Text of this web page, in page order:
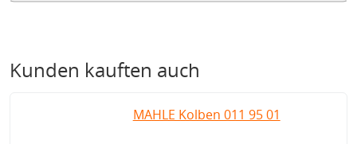
Kunden kauften auch
MAHLE Kolben 011 95 01